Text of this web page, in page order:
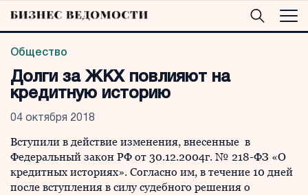
Общество
Долги за ЖКХ повлияют на
кредитную историю
04 октября 2018
Вступили в действие изменения, внесенные в
Федеральный закон РФ от 30.12.2004г. № 218-ФЗ «О
кредитных историях». Согласно им, в течение 10 дней
после вступления в силу судебного решения о